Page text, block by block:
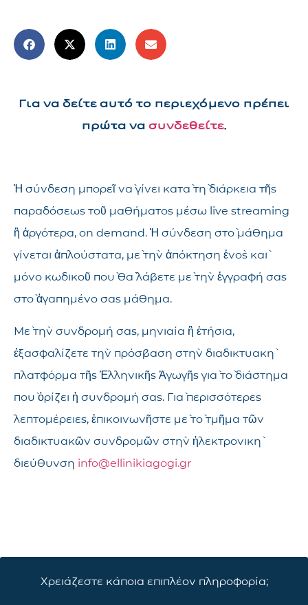
Για να δείτε αυτό το περιεχόμενο πρέπει
πρώτα να συνδεθείτε.
Ἡ σύνδεση μπορεῖ νὰ γίνει κατὰ τὴ διάρκεια τῆς
παραδόσεως τοῦ μαθήματος μέσω live streaming
ἢ ἀργότερα, on demand. Ἡ σύνδεση στὸ μάθημα
γίνεται ἁπλούστατα, μὲ τὴν ἀπόκτηση ἑνὸς καὶ
μόνο κωδικοῦ ποὺ θὰ λάβετε μὲ τὴν ἐγγραφή σας
στὸ ἀγαπημένο σας μάθημα.
Μὲ τὴν συνδρομή σας, μηνιαία ἢ ἐτήσια,
ἐξασφαλίζετε τὴν πρόσβαση στὴν διαδικτυακὴ
πλατφόρμα τῆς Ἑλληνικῆς Ἀγωγῆς γιὰ τὸ διάστημα
ποὺ ὁρίζει ἡ συνδρομή σας. Γιὰ περισσότερες
λεπτομέρειες, ἐπικοινωνῆστε μὲ τὸ τμῆμα τῶν
διαδικτυακῶν συνδρομῶν στὴν ἠλεκτρονικὴ
διεύθυνση info@ellinikiagogi.gr
Χρειάζεστε κάποια επιπλέον πληροφορία;